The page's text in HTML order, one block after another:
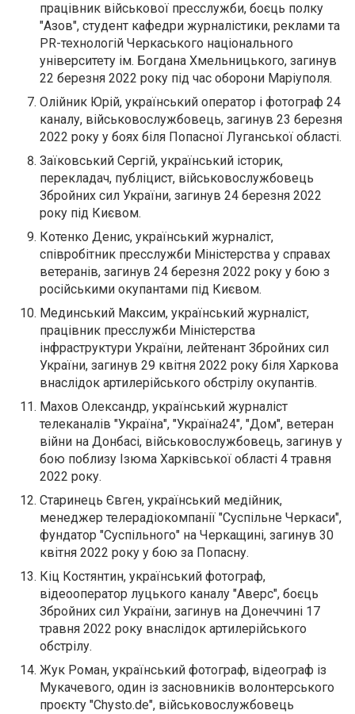
працівник військової пресслужби, боєць полку
"Азов", студент кафедри журналістики, реклами та
PR-технологій Черкаського національного
університету ім. Богдана Хмельницького, загинув
22 березня 2022 року під час оборони Маріуполя.
Олійник Юрій, український оператор і фотограф 24
каналу, військовослужбовець, загинув 23 березня
2022 року у боях біля Попасної Луганської області.
Заїковський Сергій, український історик,
перекладач, публіцист, військовослужбовець
Збройних сил України, загинув 24 березня 2022
року під Києвом.
Котенко Денис, український журналіст,
співробітник пресслужби Міністерства у справах
ветеранів, загинув 24 березня 2022 року у бою з
російськими окупантами під Києвом.
Мединський Максим, український журналіст,
працівник пресслужби Міністерства
інфраструктури України, лейтенант Збройних сил
України, загинув 29 квітня 2022 року біля Харкова
внаслідок артилерійського обстрілу окупантів.
Махов Олександр, український журналіст
телеканалів "Україна", "Україна24", "Дом", ветеран
війни на Донбасі, військовослужбовець, загинув у
бою поблизу Ізюма Харківської області 4 травня
2022 року.
Старинець Євген, український медійник,
менеджер телерадіокомпанії "Суспільне Черкаси",
фундатор "Суспільного" на Черкащині, загинув 30
квітня 2022 року у бою за Попасну.
Кіц Костянтин, український фотограф,
відеооператор луцького каналу "Аверс", боєць
Збройних сил України, загинув на Донеччині 17
травня 2022 року внаслідок артилерійського
обстрілу.
Жук Роман, український фотограф, відеограф із
Мукачевого, один із засновників волонтерського
проєкту "Chysto.de", військовослужбовець